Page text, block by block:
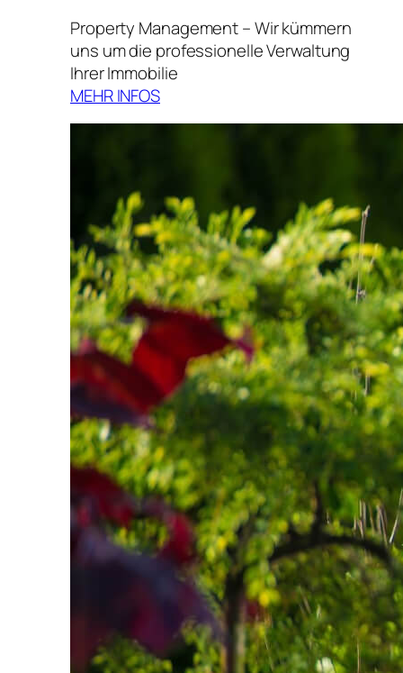
Property Management – Wir kümmern
uns um die professionelle Verwaltung
Ihrer Immobilie
MEHR INFOS